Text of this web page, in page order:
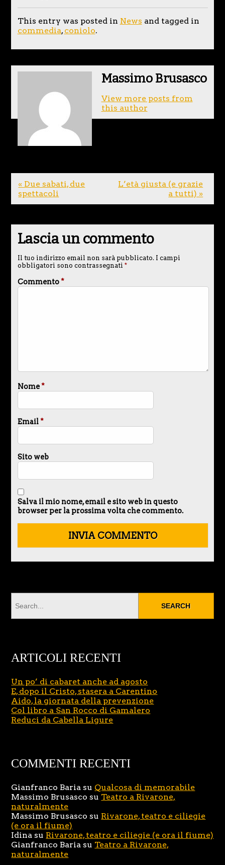
This entry was posted in News and tagged in
commedia,coniolo.
Massimo Brusasco
View more posts from
this author
« Due sabati, due
spettacoli
L’età giusta (e grazie
a tutti) »
Lascia un commento
Il tuo indirizzo email non sarà pubblicato. I campi
obbligatori sono contrassegnati *
Commento*
Nome*
Email*
Sito web
Salva il mio nome, email e sito web in questo
browser per la prossima volta che commento.
ARTICOLI RECENTI
Un po’ di cabaret anche ad agosto
E, dopo il Cristo, stasera a Carentino
Aido, la giornata della prevenzione
Col libro a San Rocco di Gamalero
Reduci da Cabella Ligure
COMMENTI RECENTI
Gianfranco Baria su Qualcosa di memorabile
Massimo Brusasco su Teatro a Rivarone,
naturalmente
Massimo Brusasco su Rivarone, teatro e ciliegie
(e ora il fiume)
Idina su Rivarone, teatro e ciliegie (e ora il fiume)
Gianfranco Baria su Teatro a Rivarone,
naturalmente